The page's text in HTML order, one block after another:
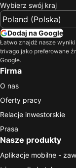
Wybierz swój kraj
Dodaj na Google
Łatwo znajdź nasze
trivago jako preferowane
Google.
Firma
O nas
Oferty pracy
Relacje inwestorskie
Prasa
Nasze produkty
Aplikacje mobilne -